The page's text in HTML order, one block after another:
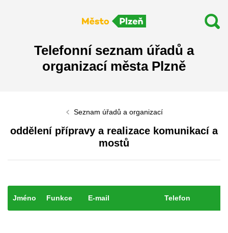
Telefonní seznam úřadů a
organizací města Plzně
Seznam úřadů a organizací
oddělení přípravy a realizace komunikací a
mostů
Jméno Funkce E-mail Telefon